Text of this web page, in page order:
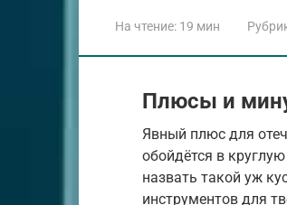
На чтение: 19 мин
Плюсы и
Явный плюс для
обойдётся в
назвать такой уж
инструментов для